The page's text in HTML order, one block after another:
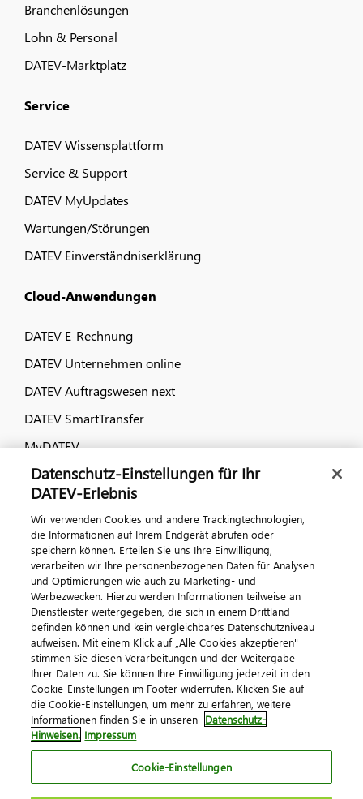
Branchenlösungen
Lohn & Personal
DATEV-Marktplatz
Service
DATEV Wissensplattform
Service & Support
DATEV MyUpdates
Wartungen/Störungen
DATEV Einverständniserklärung
Cloud-Anwendungen
DATEV E-Rechnung
DATEV Unternehmen online
DATEV Auftragswesen next
DATEV SmartTransfer
MyDATEV
Dialog & Medien
Veranstaltungen
DATEV magazin
DATEV-Community
DATEV-Newsletter
Kontaktieren Sie uns
Datenschutz-Einstellungen für Ihr
DATEV-Erlebnis
Wir verwenden Cookies und andere Trackingtechnologien,
die Informationen auf Ihrem Endgerät abrufen oder
speichern können. Erteilen Sie uns Ihre Einwilligung,
verarbeiten wir Ihre personenbezogenen Daten für Analysen
und Optimierungen wie auch zu Marketing- und
Werbezwecken. Hierzu werden Informationen teilweise an
Dienstleister weitergegeben, die sich in einem Drittland
befinden können und kein vergleichbares Datenschutzniveau
aufweisen. Mit einem Klick auf „Alle Cookies akzeptieren"
stimmen Sie diesen Verarbeitungen und der Weitergabe
Ihrer Daten zu. Sie können Ihre Einwilligung jederzeit in den
Cookie-Einstellungen im Footer widerrufen. Klicken Sie auf
die Cookie-Einstellungen, um mehr zu erfahren, weitere
Informationen finden Sie in unseren Datenschutz-
Hinweisen. Impressum
Cookie-Einstellungen